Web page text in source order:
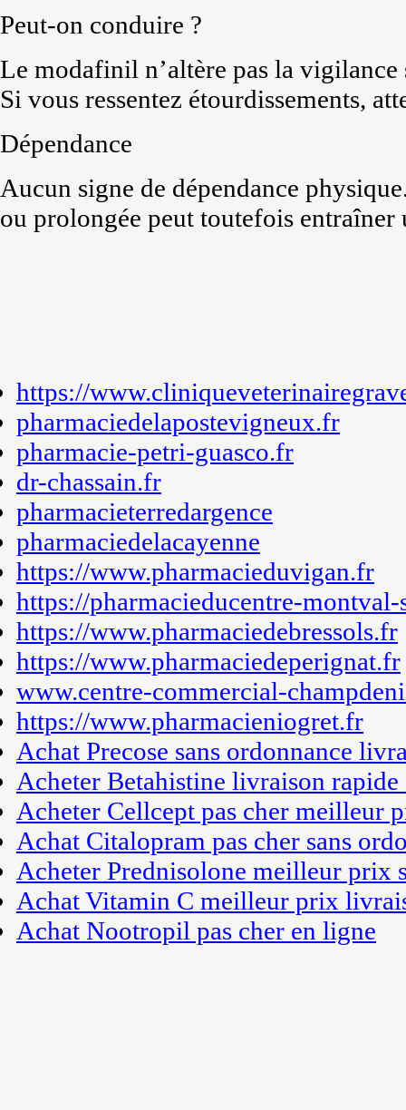
Peut-on conduire ?
Le modafinil n’altère pas la vigilance
Si vous ressentez étourdissements,
Dépendance
Aucun signe de dépendance
ou prolongée peut toutefois
https://
pharmaciedelapostevigneux.fr
pharmacie-petri-guasco.fr
dr-chassain.fr
pharmacieterredargence
pharmaciedelacayenne
https://www.pharmacieduvigan.fr
https://pharmacieducentre-
https://www.pharmaciedebressols.fr
https://www.pharmaciedeperignat.fr
www.centre-commercial-
https://www.pharmacieniogret.fr
Achat Precose sans ordonnance
Acheter Betahistine livraison rapide
Acheter Cellcept pas cher meilleur
Achat Citalopram pas cher sans
Acheter Prednisolone meilleur prix
Achat Vitamin C meilleur prix
Achat Nootropil pas cher en ligne